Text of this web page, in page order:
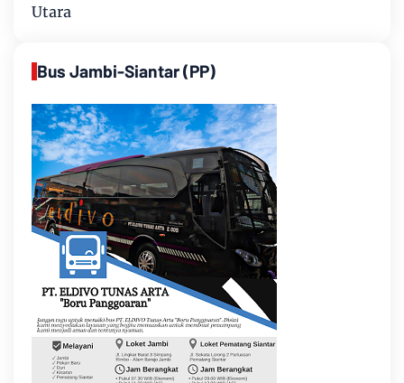
Utara
Bus Jambi-Siantar (PP)